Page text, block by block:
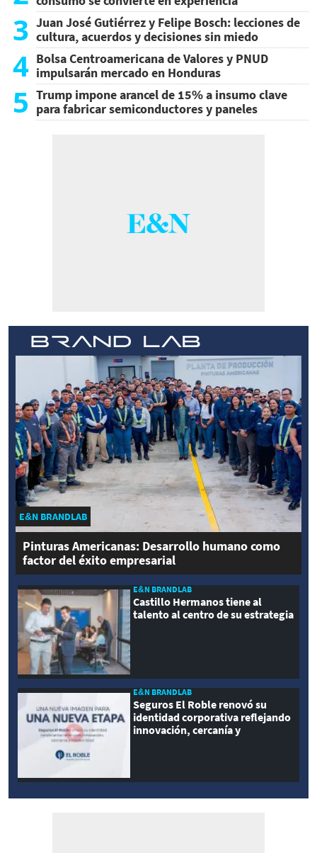
3 Juan José Gutiérrez y Felipe Bosch: lecciones de
cultura, acuerdos y decisiones sin miedo
4 Bolsa Centroamericana de Valores y PNUD
impulsarán mercado en Honduras
5 Trump impone arancel de 15% a insumo clave
para fabricar semiconductores y paneles
E&N BRANDLAB
Pinturas Americanas: Desarrollo humano como
factor del éxito empresarial
E&N BRANDLAB
Castillo Hermanos tiene al
talento al centro de su estrategia
E&N BRANDLAB
Seguros El Roble renovó su
identidad corporativa reflejando
innovación, cercanía y